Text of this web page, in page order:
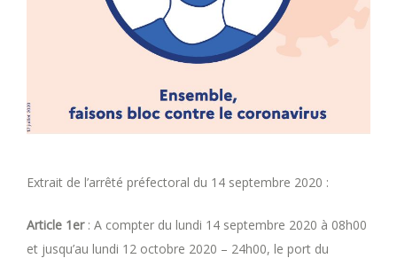
Extrait de l’arrêté préfectoral du 14 septembre 2020 :
Article 1er: A compter du lundi 14 septembre 2020 à 08h00
et jusqu’au lundi 12 octobre 2020 – 24h00, le port du